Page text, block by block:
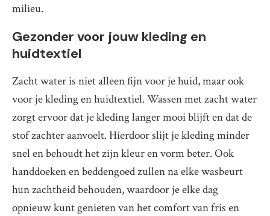
milieu.
Gezonder voor jouw kleding en
huidtextiel
Zacht water is niet alleen fijn voor je huid, maar ook
voor je kleding en huidtextiel. Wassen met zacht water
zorgt ervoor dat je kleding langer mooi blijft en dat de
stof zachter aanvoelt. Hierdoor slijt je kleding minder
snel en behoudt het zijn kleur en vorm beter. Ook
handdoeken en beddengoed zullen na elke wasbeurt
hun zachtheid behouden, waardoor je elke dag
opnieuw kunt genieten van het comfort van fris en